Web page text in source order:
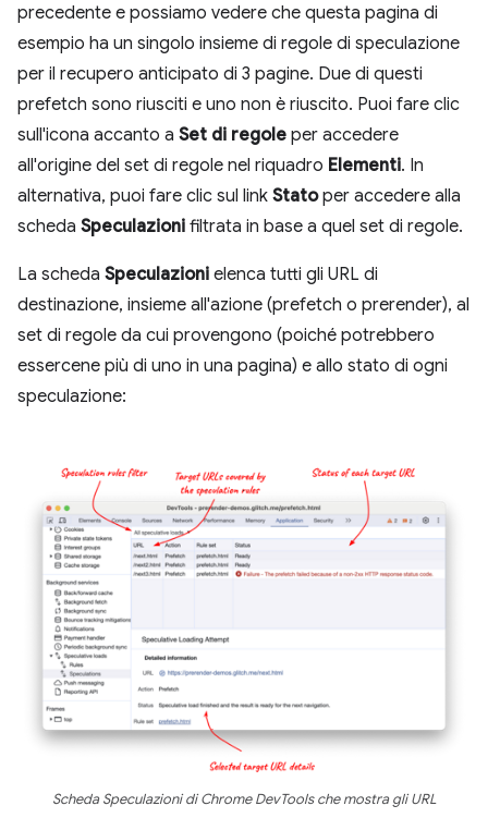
precedente e possiamo vedere che questa pagina di
esempio ha un singolo insieme di regole di speculazione
per il recupero anticipato di 3 pagine. Due di questi
prefetch sono riusciti e uno non è riuscito. Puoi fare clic
sull'icona accanto a Set di regole per accedere
all'origine del set di regole nel riquadro Elementi. In
alternativa, puoi fare clic sul link Statoper accedere alla
scheda Speculazioni filtrata in base a quel set di regole.
La scheda Speculazioni elenca tutti gli URL di
destinazione, insieme all'azione (prefetch o prerender), al
set di regole da cui provengono (poiché potrebbero
essercene più di uno in una pagina) e allo stato di ogni
speculazione:
Scheda Speculazioni di Chrome DevTools che mostra gli URL